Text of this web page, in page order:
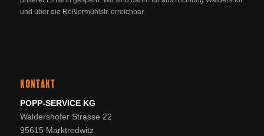
und über die Rößlermühlstr. erreichbar.
KONTAKT
POPP-SERVICE KG
Waldershofer Strasse 22
95615 Marktredwitz